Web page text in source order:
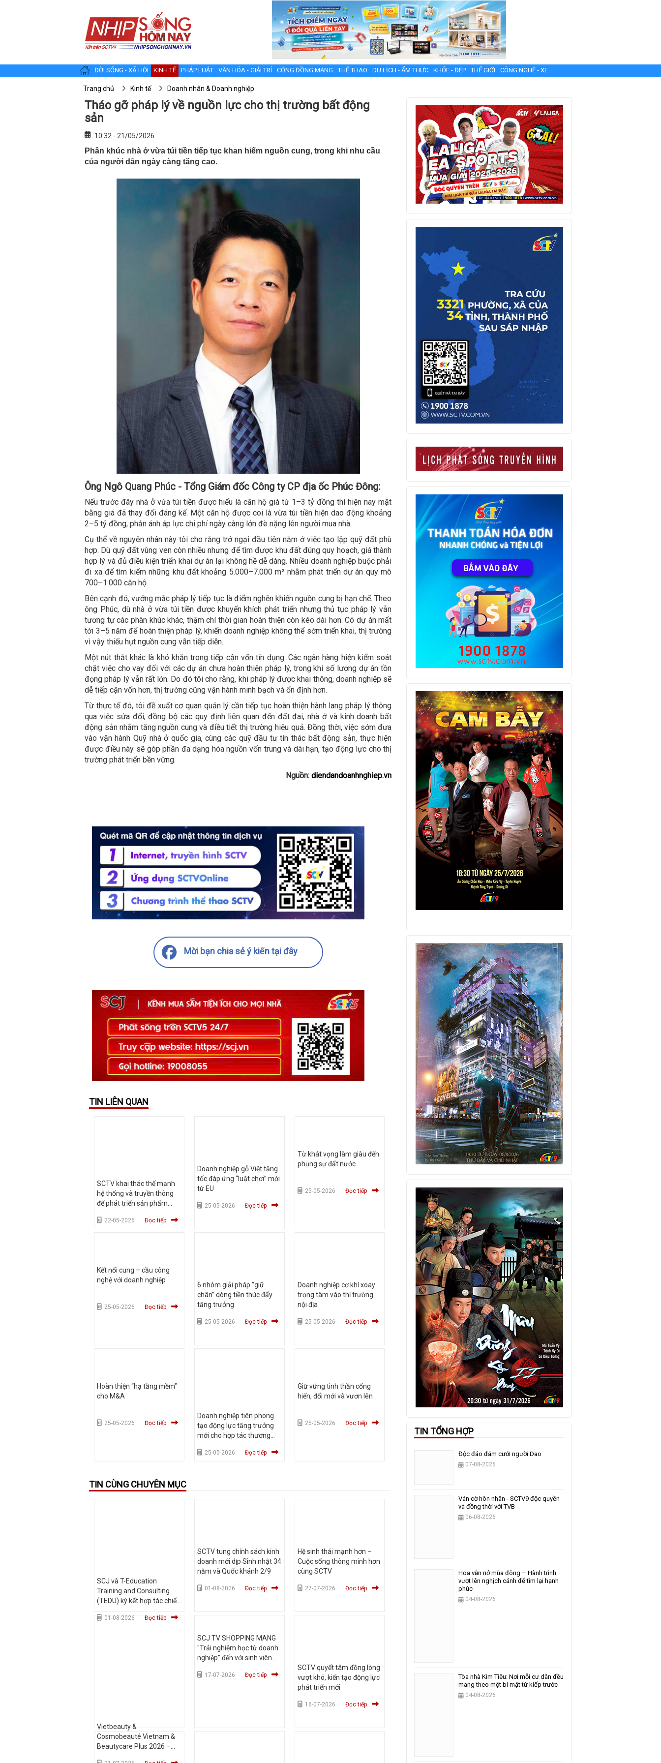
ĐỜI SỐNG - XÃ HỘI KINH TẾ PHÁP LUẬT VĂN HÓA - GIẢI TRÍ CỘNG ĐỒNG MẠNG THỂ THAO DU LỊCH - ẨM THỰC KHỎE - ĐẸP THẾ GIỚI CÔNG NGHỆ - XE
Trang chủ Kinh tế Doanh nhân & Doanh nghiệp
Tháo gỡ pháp lý về nguồn lực cho thị trường bất động
sản
10:32 - 21/05/2026
Phân khúc nhà ở vừa túi tiền tiếp tục khan hiếm nguồn cung, trong khi nhu cầu
của người dân ngày càng tăng cao.
Ông Ngô Quang Phúc - Tổng Giám đốc Công ty CP địa ốc Phúc Đông:
Nếu trước đây nhà ở vừa túi tiền được hiểu là căn hộ giá từ 1–3 tỷ đồng thì hiện nay mặt
bằng giá đã thay đổi đáng kể. Một căn hộ được coi là vừa túi tiền hiện dao động khoảng
2–5 tỷ đồng, phản ánh áp lực chi phí ngày càng lớn đè nặng lên người mua nhà.
Cụ thể về nguyên nhân này tôi cho rằng trở ngại đầu tiên nằm ở việc tạo lập quỹ đất phù
hợp. Dù quỹ đất vùng ven còn nhiều nhưng để tìm được khu đất đúng quy hoạch, giá thành
hợp lý và đủ điều kiện triển khai dự án lại không hề dễ dàng. Nhiều doanh nghiệp buộc phải
đi xa để tìm kiếm những khu đất khoảng 5.000–7.000 m² nhằm phát triển dự án quy mô
700–1.000 căn hộ.
Bên cạnh đó, vướng mắc pháp lý tiếp tục là điểm nghẽn khiến nguồn cung bị hạn chế. Theo
ông Phúc, dù nhà ở vừa túi tiền được khuyến khích phát triển nhưng thủ tục pháp lý vẫn
tương tự các phân khúc khác, thậm chí thời gian hoàn thiện còn kéo dài hơn. Có dự án mất
tới 3–5 năm để hoàn thiện pháp lý, khiến doanh nghiệp không thể sớm triển khai, thị trường
vì vậy thiếu hụt nguồn cung vẫn tiếp diễn.
Một nút thắt khác là khó khăn trong tiếp cận vốn tín dụng. Các ngân hàng hiện kiểm soát
chặt việc cho vay đối với các dự án chưa hoàn thiện pháp lý, trong khi số lượng dự án tồn
đọng pháp lý vẫn rất lớn. Do đó tôi cho rằng, khi pháp lý được khai thông, doanh nghiệp sẽ
dễ tiếp cận vốn hơn, thị trường cũng vận hành minh bạch và ổn định hơn.
Từ thực tế đó, tôi đề xuất cơ quan quản lý cần tiếp tục hoàn thiện hành lang pháp lý thông
qua việc sửa đổi, đồng bộ các quy định liên quan đến đất đai, nhà ở và kinh doanh bất
động sản nhằm tăng nguồn cung và điều tiết thị trường hiệu quả. Đồng thời, việc sớm đưa
vào vận hành Quỹ nhà ở quốc gia, cùng các quỹ đầu tư tín thác bất động sản, thực hiện
được điều này sẽ góp phần đa dạng hóa nguồn vốn trung và dài hạn, tạo động lực cho thị
trường phát triển bền vững.
Nguồn:diendandoanhnghiep.vn
Mời bạn chia sẻ ý kiến tại đây
TIN LIÊN QUAN
SCTV khai thác thế mạnh
hệ thống và truyền thông
để phát triển sản phẩm
22-05-2026 Đọc tiếp
Doanh nghiệp gỗ Việt tăng
tốc đáp ứng “luật chơi” mới
từ EU
25-05-2026 Đọc tiếp
Từ khát vọng làm giàu đến
phụng sự đất nước
25-05-2026 Đọc tiếp
Kết nối cung – cầu công
nghệ với doanh nghiệp
25-05-2026 Đọc tiếp
6 nhóm giải pháp “giữ
chân” dòng tiền thúc đẩy
tăng trưởng
25-05-2026 Đọc tiếp
Doanh nghiệp cơ khí xoay
trọng tâm vào thị trường
nội địa
25-05-2026 Đọc tiếp
Hoàn thiện “hạ tầng mềm”
cho M&A
25-05-2026 Đọc tiếp
Doanh nghiệp tiên phong
tạo động lực tăng trưởng
mới cho hợp tác thương
25-05-2026 Đọc tiếp
Giữ vững tinh thần cống
hiến, đổi mới và vươn lên
25-05-2026 Đọc tiếp
TIN CÙNG CHUYÊN MỤC
SCJ và T-Education
Training and Consulting
(TEDU) ký kết hợp tác chiến
truyền thông và giáo dục
01-08-2026 Đọc tiếp
SCTV tung chính sách kinh
doanh mới dịp Sinh nhật 34
năm và Quốc khánh 2/9
01-08-2026 Đọc tiếp
Hệ sinh thái mạnh hơn –
Cuộc sống thông minh hơn
cùng SCTV
27-07-2026 Đọc tiếp
Vietbeauty &
Cosmobeauté Vietnam &
Beautycare Plus 2026 –
SCJ TV SHOPPING MANG
"Trải nghiệm học từ doanh
nghiệp” đến với sinh viên
HCM17-07-2026 Đọc tiếp
SCTV quyết tâm đồng lòng
vượt khó, kiến tạo động lực
phát triển mới
16-07-2026 Đọc tiếp
TIN TỔNG HỢP
Độc đáo đám cưới người Dao
07-08-2026
Ván cờ hôn nhân - SCTV9 độc quyền
và đồng thời với TVB
06-08-2026
Hoa vẫn nở mùa đông – Hành trình
vượt lên nghịch cảnh để tìm lại hạnh
phúc
04-08-2026
Tòa nhà Kim Tiêu: Nơi mỗi cư dân đều
mang theo một bí mật từ kiếp trước
04-08-2026